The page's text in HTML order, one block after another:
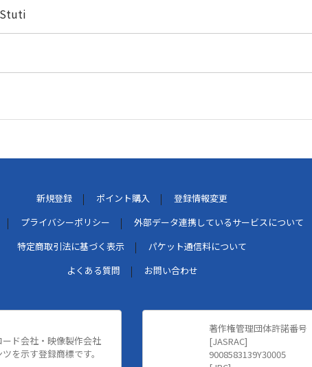
新規登録 ポイント購入
登録情報変更
プライバシーポリシー
外部データ連携しているサービスについて
特定商取引法に基づく表示
パケット通信料について
よくある質問
お問い合わせ
ド会社・映像製作会社
を示す登録商標です。
著作権管理団体許諾番号
[JASRAC]
9008583139Y30005